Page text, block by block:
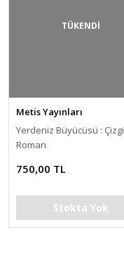
TÜKENDİ
Metis Yayınları
Yerdeniz Büyücüsü : Çizgi
Roman
750,00 TL
Stokta Yok